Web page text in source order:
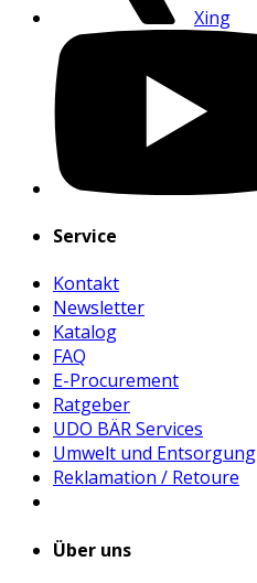
Xing
Service
Kontakt
Newsletter
Katalog
FAQ
E-Procurement
Ratgeber
UDO BÄR Services
Umwelt und Entsorgung
Reklamation / Retoure
Über uns